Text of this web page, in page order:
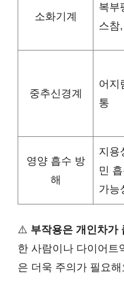
소화기계
복부
스참
중추신경계
어지
통
영양 흡수 방
해
지용
민
가능
⚠️ 부작용은 개인차가
한 사람이나 다이어트
은 더욱 주의가 필요해